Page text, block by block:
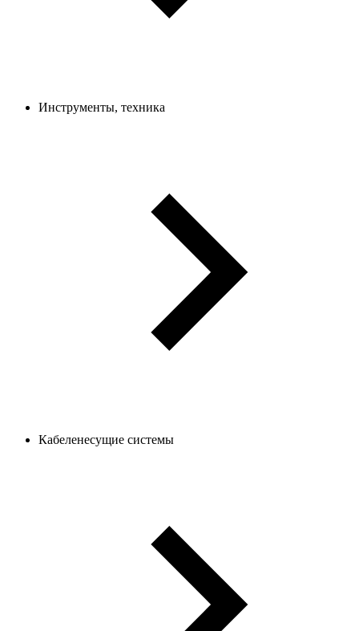
Инструменты, техника
Кабеленесущие системы